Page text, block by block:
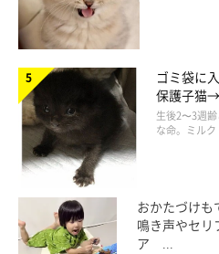
＠kosuke_maeda0103
ゴミ袋に
保護子猫
美しい黒
生後2〜3週
な命。ミル
おかたづけも
鳴き声やセリ
ア ...